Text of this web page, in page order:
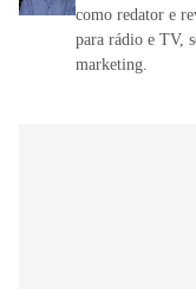
como redator e
para rádio e TV,
marketing.